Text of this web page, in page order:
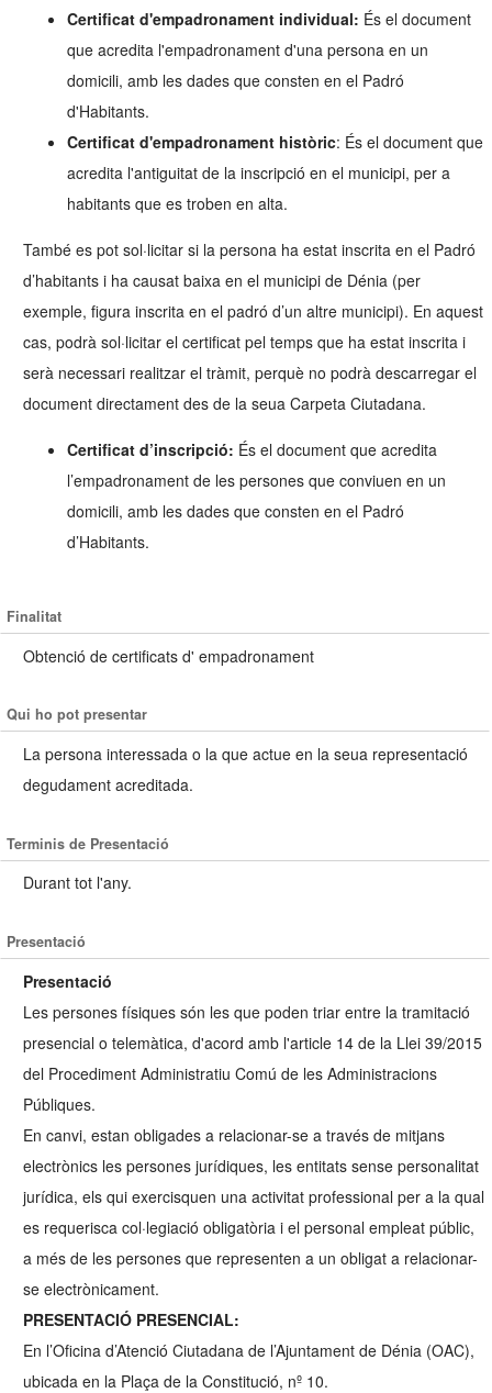
Certificat d'empadronament individual: És el document
que acredita l'empadronament d'una persona en un
domicili, amb les dades que consten en el Padró
d'Habitants.
Certificat d'empadronament històric: És el document que
acredita l'antiguitat de la inscripció en el municipi, per a
habitants que es troben en alta.
També es pot sol·licitar si la persona ha estat inscrita en el Padró
d’habitants i ha causat baixa en el municipi de Dénia (per
exemple, figura inscrita en el padró d’un altre municipi). En aquest
cas, podrà sol·licitar el certificat pel temps que ha estat inscrita i
serà necessari realitzar el tràmit, perquè no podrà descarregar el
document directament des de la seua Carpeta Ciutadana.
Certificat d’inscripció: És el document que acredita
l’empadronament de les persones que conviuen en un
domicili, amb les dades que consten en el Padró
d’Habitants.
Finalitat
Obtenció de certificats d' empadronament
Qui ho pot presentar
La persona interessada o la que actue en la seua representació
degudament acreditada.
Terminis de Presentació
Durant tot l'any.
Presentació
Presentació
Les persones físiques són les que poden triar entre la tramitació
presencial o telemàtica, d'acord amb l'article 14 de la Llei 39/2015
del Procediment Administratiu Comú de les Administracions
Públiques.
En canvi, estan obligades a relacionar-se a través de mitjans
electrònics les persones jurídiques, les entitats sense personalitat
jurídica, els qui exercisquen una activitat professional per a la qual
es requerisca col·legiació obligatòria i el personal empleat públic,
a més de les persones que representen a un obligat a relacionar-
se electrònicament.
PRESENTACIÓ PRESENCIAL:
En l’Oficina d’Atenció Ciutadana de l’Ajuntament de Dénia (OAC),
ubicada en la Plaça de la Constitució, nº 10.